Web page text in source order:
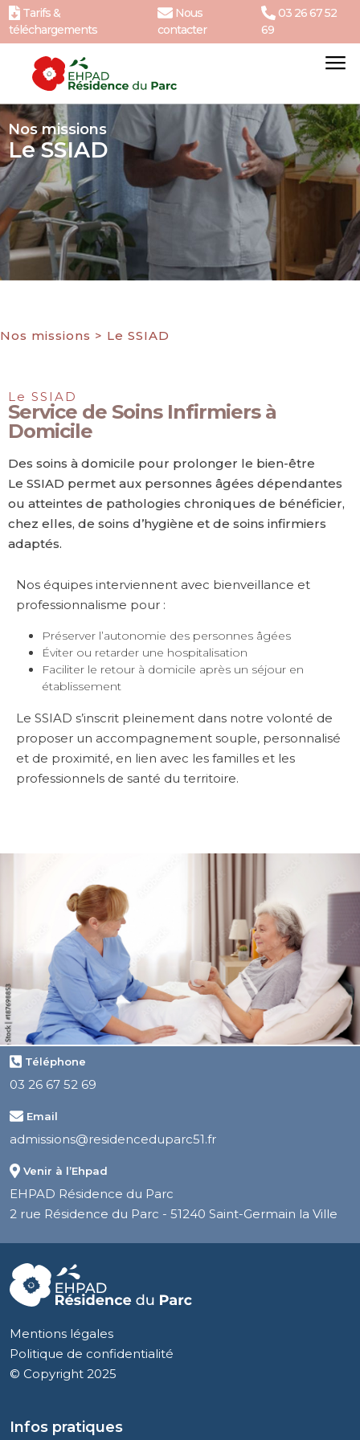
Tarifs &
téléchargements
Nous
contacter
03 26 67 52
69
Nos missions
Le SSIAD
Nos missions > Le SSIAD
Le SSIAD
Service de Soins Infirmiers à
Domicile
Des soins à domicile pour prolonger le bien-être
Le SSIAD permet aux personnes âgées dépendantes
ou atteintes de pathologies chroniques de bénéficier,
chez elles, de soins d’hygiène et de soins infirmiers
adaptés.
Nos équipes interviennent avec bienveillance et
professionnalisme pour :
Préserver l’autonomie des personnes âgées
Éviter ou retarder une hospitalisation
Faciliter le retour à domicile après un séjour en
établissement
Le SSIAD s’inscrit pleinement dans notre volonté de
proposer un accompagnement souple, personnalisé
et de proximité, en lien avec les familles et les
professionnels de santé du territoire.
Téléphone
03 26 67 52 69
Email
admissions@residenceduparc51.fr
Venir à l’Ehpad
EHPAD Résidence du Parc
2 rue Résidence du Parc - 51240 Saint-Germain la Ville
Mentions légales
Politique de confidentialité
© Copyright 2025
Infos pratiques